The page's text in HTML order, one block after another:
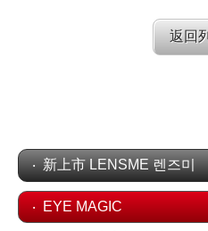
返回
新上市 LENSME 렌즈미
EYE MAGIC